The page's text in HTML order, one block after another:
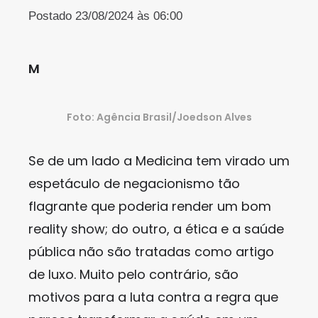
Postado 23/08/2024 às 06:00
M
Foto: Agência Brasil/Joedson Alves
Se de um lado a Medicina tem virado um
espetáculo de negacionismo tão
flagrante que poderia render um bom
reality show; do outro, a ética e a saúde
pública não são tratadas como artigo
de luxo. Muito pelo contrário, são
motivos para a luta contra a regra que